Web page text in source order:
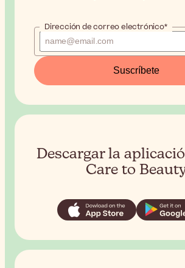
Dirección de correo electrónico*
Suscríbete
Descargar la
Care to